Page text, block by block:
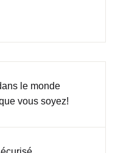
le monde
vous soyez!